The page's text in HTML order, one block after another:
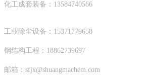
化工成套装备：13584740566
工业除尘设备：15371779658
钢结构工程：18862739697
邮箱：sfjx@shuangmachem.com